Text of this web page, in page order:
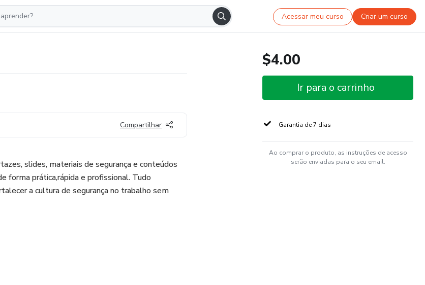
Acessar meu curso Criar um curso
Compartilhar
slides, materiais de segurança e conteúdos
forma prática,rápida e profissional. Tudo
a cultura de segurança no trabalho sem
$4.00
Ir para o carrinho
Garantia de 7 dias
Ao comprar o produto, as instruções de acesso
serão enviadas para o seu email.